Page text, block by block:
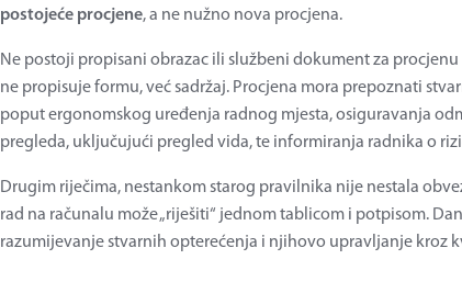
postojeće procjene, a ne nužno nova procjena.
Ne postoji propisani obrazac ili službeni dokument za
ne propisuje formu, već sadržaj. Procjena mora prepoznati
poput ergonomskog uređenja radnog mjesta, osiguravanja
pregleda, uključujući pregled vida, te informiranja radnika o
Drugim riječima, nestankom starog pravilnika nije nestala
rad na računalu može „riješiti“ jednom tablicom i potpisom.
razumijevanje stvarnih opterećenja i njihovo upravljanje kroz